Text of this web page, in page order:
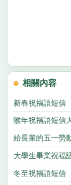
相關內容
新春祝福語短信
猴年祝福語短信
給長輩的五一勞
大學生畢業祝福
冬至祝福語短信